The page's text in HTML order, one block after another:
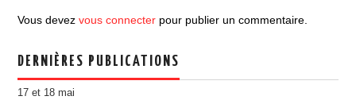
EDITION 2015
EDITION 2014
Vous devezvous connecter pour publier un commentaire.
DERNIÈRES PUBLICATIONS
17 et 18 mai